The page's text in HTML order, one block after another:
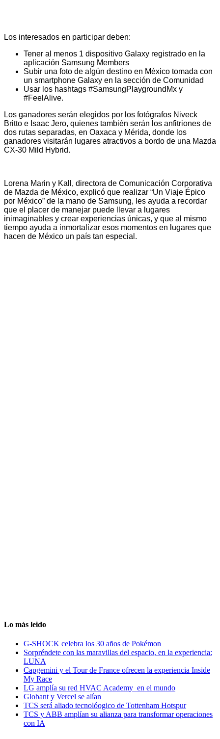
Los interesados en participar deben:
Tener al menos 1 dispositivo Galaxy registrado en la
aplicación Samsung Members
Subir una foto de algún destino en México tomada con
un smartphone Galaxy en la sección de Comunidad
Usar los hashtags #SamsungPlaygroundMx y
#FeelAlive.
Los ganadores serán elegidos por los fotógrafos Niveck
Britto e Isaac Jero, quienes también serán los anfitriones de
dos rutas separadas, en Oaxaca y Mérida, donde los
ganadores visitarán lugares atractivos a bordo de una Mazda
CX-30 Mild Hybrid.
Lorena Marin y Kall, directora de Comunicación Corporativa
de Mazda de México, explicó que realizar “Un Viaje Épico
por México” de la mano de Samsung, les ayuda a recordar
que el placer de manejar puede llevar a lugares
inimaginables y crear experiencias únicas, y que al mismo
tiempo ayuda a inmortalizar esos momentos en lugares que
hacen de México un país tan especial.
Lo más leido
G-SHOCK celebra los 30 años de Pokémon
Sorpréndete con las maravillas del espacio, en la experiencia:
LUNA
Capgemini y el Tour de France ofrecen la experiencia Inside
My Race
LG amplía su red HVAC Academy en el mundo
Globant y Vercel se alían
TCS será aliado tecnolóogico de Tottenham Hotspur
TCS y ABB amplían su alianza para transformar operaciones
con IA